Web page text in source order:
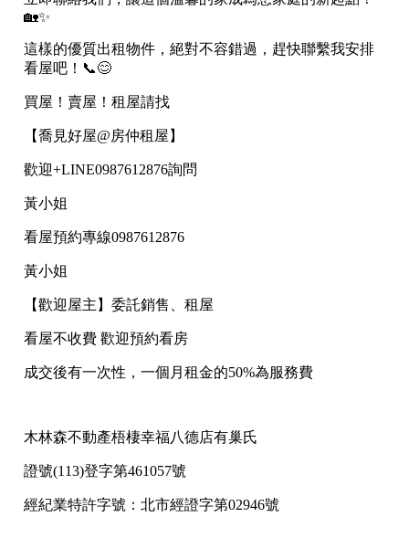
屋齡
不拘
5-10 年
40 年以上
售價